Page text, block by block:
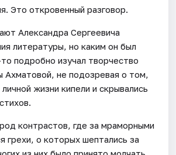
Это откровенный разговор.
Александра Сергеевича
литературы, но каким он был
подробно изучал творчество
Ахматовой, не подозревая о том,
жизни кипели и скрывались
контрастов, где за мраморными
грехи, о которых шептались за